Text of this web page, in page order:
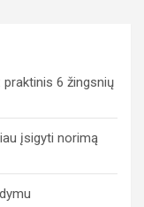
6 žingsnių
įsigyti norimą